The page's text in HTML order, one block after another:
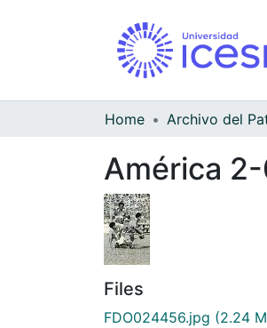
Home
América
Files
FDO024456.jpg (2.24